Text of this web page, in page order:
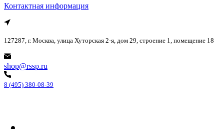
Контактная информация
127287, г. Москва, улица Хуторская 2-я, дом 29, строение 1, помещение 18
shop@rssp.ru
8 (495) 380-08-39